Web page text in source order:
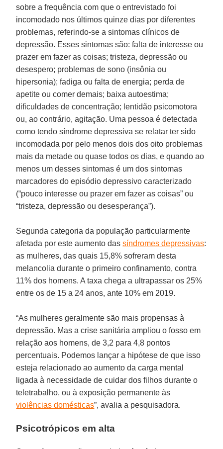
sobre a frequência com que o entrevistado foi
incomodado nos últimos quinze dias por diferentes
problemas, referindo-se a sintomas clínicos de
depressão. Esses sintomas são: falta de interesse ou
prazer em fazer as coisas; tristeza, depressão ou
desespero; problemas de sono (insônia ou
hipersonia); fadiga ou falta de energia; perda de
apetite ou comer demais; baixa autoestima;
dificuldades de concentração; lentidão psicomotora
ou, ao contrário, agitação. Uma pessoa é detectada
como tendo síndrome depressiva se relatar ter sido
incomodada por pelo menos dois dos oito problemas
mais da metade ou quase todos os dias, e quando ao
menos um desses sintomas é um dos sintomas
marcadores do episódio depressivo caracterizado
(“pouco interesse ou prazer em fazer as coisas” ou
“tristeza, depressão ou desesperança”).
Segunda categoria da população particularmente
afetada por este aumento dassíndromes depressivas:
as mulheres, das quais 15,8% sofreram desta
melancolia durante o primeiro confinamento, contra
11% dos homens. A taxa chega a ultrapassar os 25%
entre os de 15 a 24 anos, ante 10% em 2019.
“As mulheres geralmente são mais propensas à
depressão. Mas a crise sanitária ampliou o fosso em
relação aos homens, de 3,2 para 4,8 pontos
percentuais. Podemos lançar a hipótese de que isso
esteja relacionado ao aumento da carga mental
ligada à necessidade de cuidar dos filhos durante o
teletrabalho, ou à exposição permanente às
violências domésticas”, avalia a pesquisadora.
Psicotrópicos em alta